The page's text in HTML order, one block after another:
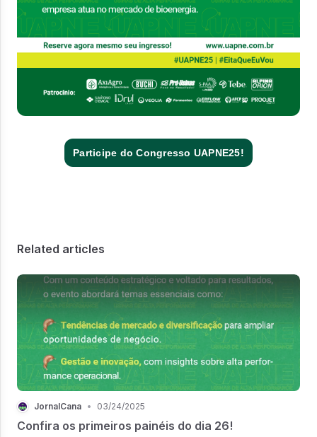
Participe do Congresso UAPNE25!
Related articles
JornalCana • 03/24/2025
Confira os primeiros painéis do dia 26!